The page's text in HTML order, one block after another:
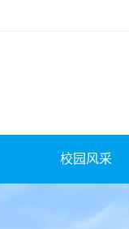
校园风采